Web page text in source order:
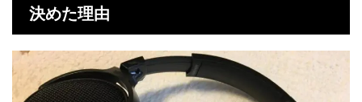
決めた理由